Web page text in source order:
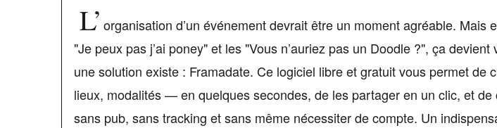
L’ organisation d’un événement devrait être un moment agréable. Mais
"Je peux pas j’ai poney" et les "Vous n’auriez pas un Doodle ?", ça
une solution existe : Framadate. Ce logiciel libre et gratuit vous permet
lieux, modalités — en quelques secondes, de les partager en un clic, et
sans pub, sans tracking et sans même nécessiter de compte. Un